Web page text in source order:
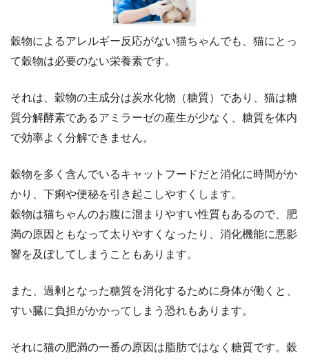
穀物によるアレルギー反応がない猫ちゃんでも、猫にとっ
て穀物は必要のない栄養素です。
それは、穀物の主成分は炭水化物（糖質）であり、猫は糖
質分解酵素であるアミラーゼの産生が少なく、糖質を体内
で効率よく分解できません。
穀物を多く含んでいるキャットフードだと消化に時間がか
かり、下痢や便秘を引き起こしやすくします。
穀物は猫ちゃんのお腹に溜まりやすい性質もあるので、肥
満の原因ともなって太りやすくなったり、消化機能に悪影
響を及ぼしてしまうこともあります。
また、過剰となった糖質を消化するために身体が働くと、
すい臓に負担がかかってしまう恐れもあります。
それに猫の肥満の一番の原因は脂肪ではなく糖質です。穀